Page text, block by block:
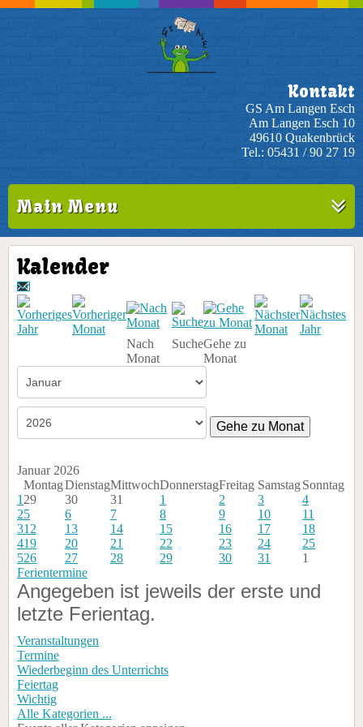
Kontakt
GS Am Langen Esch
Am Langen Esch 10
49610 Quakenbrück
Tel.: 05431 / 90 27 19
Main Menu
Kalender
Nach
Monat
SucheGehe zu
Monat
Gehe zu Monat
Januar 2026
MontagDienstagMittwochDonnerstagFreitag Samstag Sonntag
1 29 30 31 1 2 3
4
25 6 7 8 9 10
11
312 13 14 15 16 17
18
419 20 21 22 23 24
25
526 27 28 29 30 31
1
Ferientermine
Angegeben ist jeweils der erste und
letzte Ferientag.
Veranstaltungen
Termine
Wiederbeginn des Unterrichts
Feiertag
Wichtig
Alle Kategorien ...